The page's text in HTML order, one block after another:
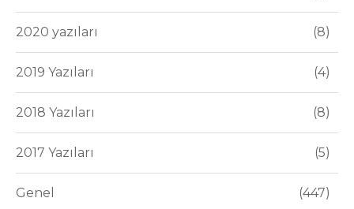
2020 yazıları 8
2019 Yazıları 4
2018 Yazıları 8
2017 Yazıları 5
Genel 447